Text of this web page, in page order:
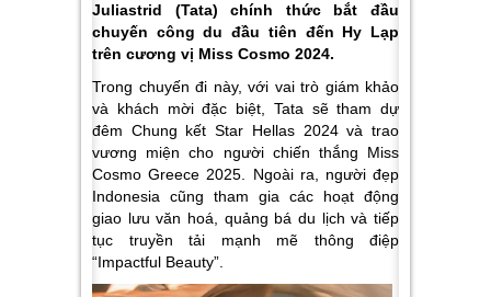
Juliastrid (Tata) chính thức bắt đầu
chuyến công du đầu tiên đến Hy Lạp
trên cương vị Miss Cosmo 2024.
Trong chuyến đi này, với vai trò giám khảo
và khách mời đặc biệt, Tata sẽ tham dự
đêm Chung kết Star Hellas 2024 và trao
vương miện cho người chiến thắng Miss
Cosmo Greece 2025. Ngoài ra, người đẹp
Indonesia cũng tham gia các hoạt động
giao lưu văn hoá, quảng bá du lịch và tiếp
tục truyền tải mạnh mẽ thông điệp
“Impactful Beauty”.